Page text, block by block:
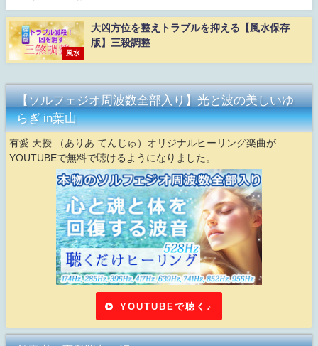
風水
大凶方位を整えトラブルを抑える【風水保存
版】三殺調整
【ソルフェジオ周波数全部入り】光と波の美しいゆ
らぎ in葉山
有愛 天授 （ありあ てんじゅ）オリジナルヒーリング楽曲が
YOUTUBEで無料で聴けるようになりました。
YOUTUBEで聴く♪